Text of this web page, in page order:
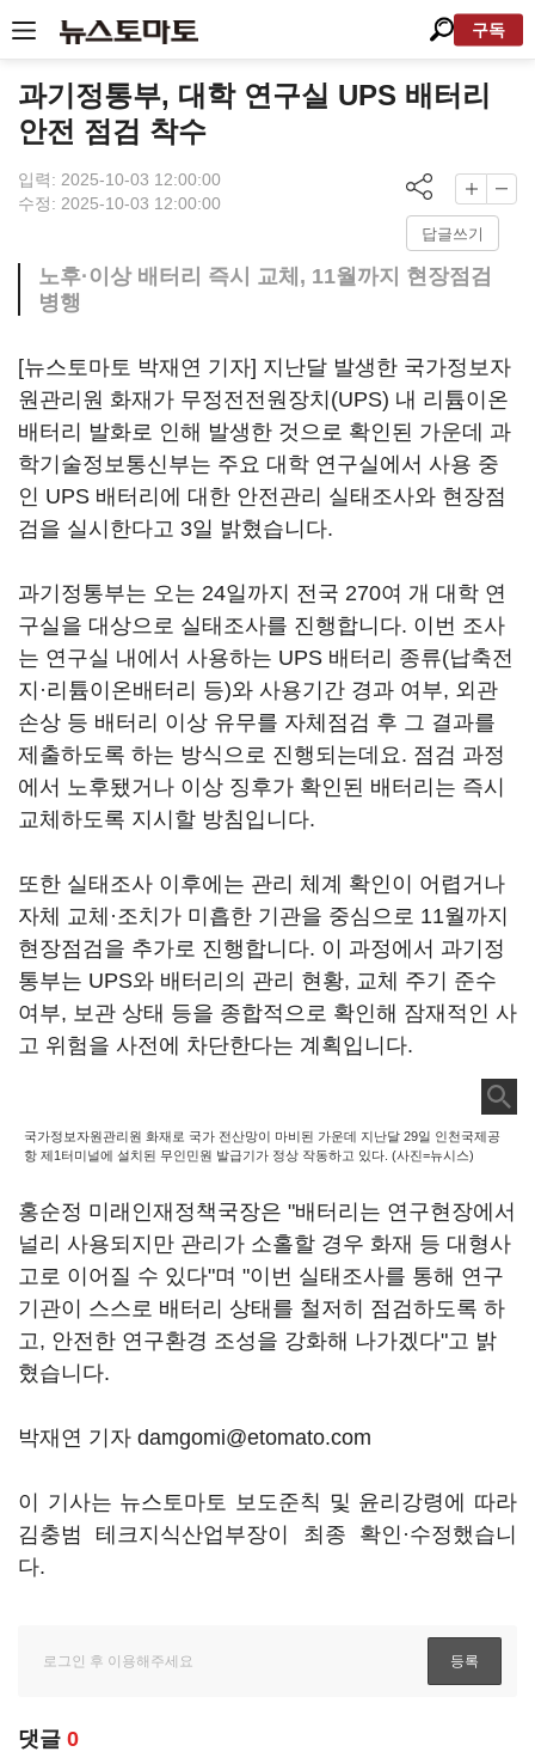
구독
과기정통부, 대학 연구실 UPS 배터리
안전 점검 착수
입력: 2025-10-03 12:00:00
수정: 2025-10-03 12:00:00
답글쓰기
노후·이상 배터리 즉시 교체, 11월까지 현장점검
병행
[뉴스토마토 박재연 기자] 지난달 발생한 국가정보자
원관리원 화재가 무정전전원장치(UPS) 내 리튬이온
배터리 발화로 인해 발생한 것으로 확인된 가운데 과
학기술정보통신부는 주요 대학 연구실에서 사용 중
인 UPS 배터리에 대한 안전관리 실태조사와 현장점
검을 실시한다고 3일 밝혔습니다.
과기정통부는 오는 24일까지 전국 270여 개 대학 연
구실을 대상으로 실태조사를 진행합니다. 이번 조사
는 연구실 내에서 사용하는 UPS 배터리 종류(납축전
지·리튬이온배터리 등)와 사용기간 경과 여부, 외관
손상 등 배터리 이상 유무를 자체점검 후 그 결과를
제출하도록 하는 방식으로 진행되는데요. 점검 과정
에서 노후됐거나 이상 징후가 확인된 배터리는 즉시
교체하도록 지시할 방침입니다.
또한 실태조사 이후에는 관리 체계 확인이 어렵거나
자체 교체·조치가 미흡한 기관을 중심으로 11월까지
현장점검을 추가로 진행합니다. 이 과정에서 과기정
통부는 UPS와 배터리의 관리 현황, 교체 주기 준수
여부, 보관 상태 등을 종합적으로 확인해 잠재적인 사
고 위험을 사전에 차단한다는 계획입니다.
국가정보자원관리원 화재로 국가 전산망이 마비된 가운데 지난달 29일 인천국제공
항 제1터미널에 설치된 무인민원 발급기가 정상 작동하고 있다. (사진=뉴시스)
홍순정 미래인재정책국장은 "배터리는 연구현장에서
널리 사용되지만 관리가 소홀할 경우 화재 등 대형사
고로 이어질 수 있다"며 "이번 실태조사를 통해 연구
기관이 스스로 배터리 상태를 철저히 점검하도록 하
고, 안전한 연구환경 조성을 강화해 나가겠다"고 밝
혔습니다.
박재연 기자 damgomi@etomato.com
이 기사는 뉴스토마토 보도준칙 및 윤리강령에 따라
김충범 테크지식산업부장이 최종 확인·수정했습니
다.
댓글 0